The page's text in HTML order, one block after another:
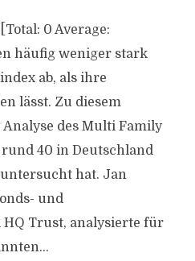
0 Average:
häufig weniger stark
ab, als ihre
lässt. Zu diesem
des Multi Family
rund 40 in Deutschland
hat. Jan
und
HQ Trust, analysierte für